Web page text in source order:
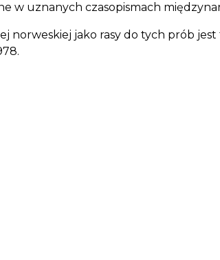
w uznanych czasopismach
norweskiej jako rasy do tych prób